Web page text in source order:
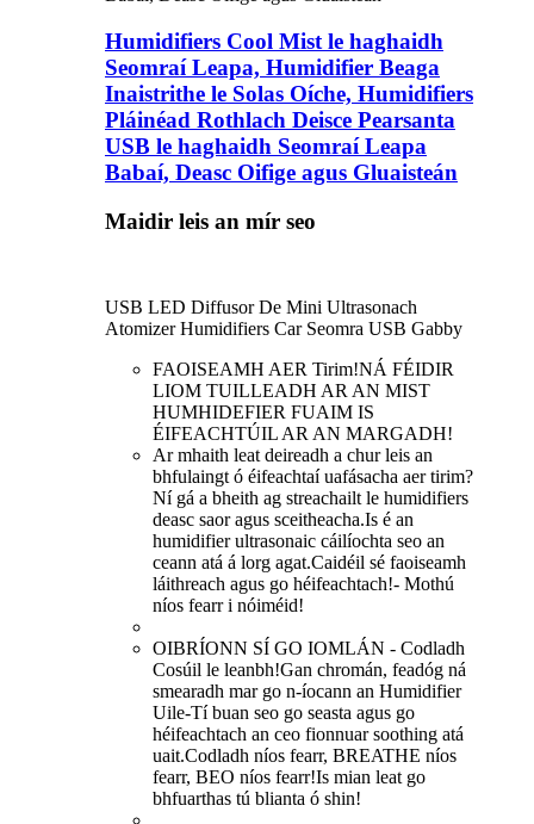
Humidifiers Cool Mist le haghaidh
Seomraí Leapa, Humidifier Beaga
Inaistrithe le Solas Oíche, Humidifiers
Pláinéad Rothlach Deisce Pearsanta
USB le haghaidh Seomraí Leapa
Babaí, Deasc Oifige agus Gluaisteán
Maidir leis an mír seo
USB LED Diffusor De Mini Ultrasonach
Atomizer Humidifiers Car Seomra USB Gabby
FAOISEAMH AER Tirim!NÁ FÉIDIR
LIOM TUILLEADH AR AN MIST
HUMHIDEFIER FUAIM IS
ÉIFEACHTÚIL AR AN MARGADH!
Ar mhaith leat deireadh a chur leis an
bhfulaingt ó éifeachtaí uafásacha aer tirim?
Ní gá a bheith ag streachailt le humidifiers
deasc saor agus sceitheacha.Is é an
humidifier ultrasonaic cáilíochta seo an
ceann atá á lorg agat.Caidéil sé faoiseamh
láithreach agus go héifeachtach!- Mothú
níos fearr i nóiméid!
OIBRÍONN SÍ GO IOMLÁN - Codladh
Cosúil le leanbh!Gan chromán, feadóg ná
smearadh mar go n-íocann an Humidifier
Uile-Tí buan seo go seasta agus go
héifeachtach an ceo fionnuar soothing atá
uait.Codladh níos fearr, BREATHE níos
fearr, BEO níos fearr!Is mian leat go
bhfuarthas tú blianta ó shin!